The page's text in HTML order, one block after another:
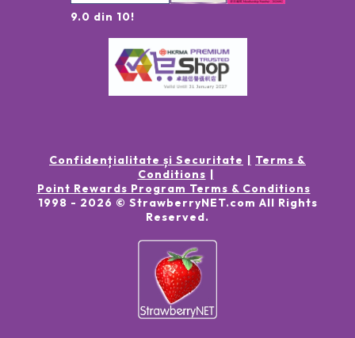
9.0 din 10!
Confidențialitate și Securitate
Terms &
Conditions
Point Rewards Program Terms & Conditions
1998 - 2026 © StrawberryNET.com All Rights
Reserved.